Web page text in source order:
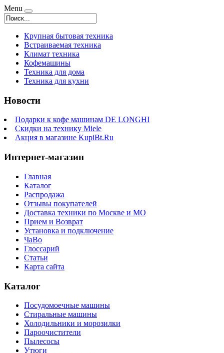
Menu
Крупная бытовая техника
Встраиваемая техника
Климат техника
Кофемашины
Техника для дома
Техника для кухни
Новости
Подарки к кофе машинам DE LONGHI
Скидки на технику Miele
Акция в магазине KupiBt.Ru
Интернет-магазин
Главная
Каталог
Распродажа
Отзывы покупателей
Доставка техники по Москве и МО
Прием и Возврат
Установка и подключение
ЧаВо
Глоссарий
Статьи
Карта сайта
Каталог
Посудомоечные машины
Стиральные машины
Холодильники и морозилки
Пароочистители
Пылесосы
Утюги